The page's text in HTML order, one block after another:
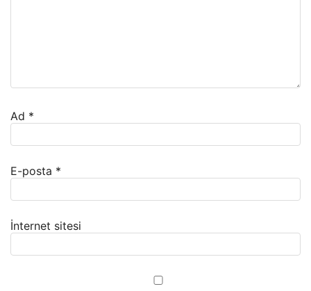
Ad *
E-posta *
İnternet sitesi